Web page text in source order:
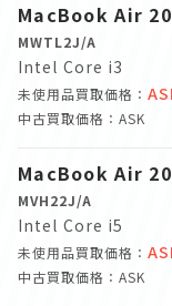
MacBook Air
MWTL2J/A
Intel Core i3
未使用品買取価格：
中古買取価格：ASK
MacBook Air
MVH22J/A
Intel Core i5
未使用品買取価格：
中古買取価格：ASK